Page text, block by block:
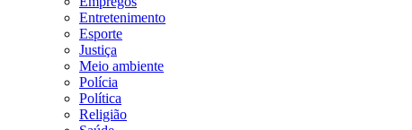
Entretenimento
Esporte
Justiça
Meio ambiente
Polícia
Política
Religião